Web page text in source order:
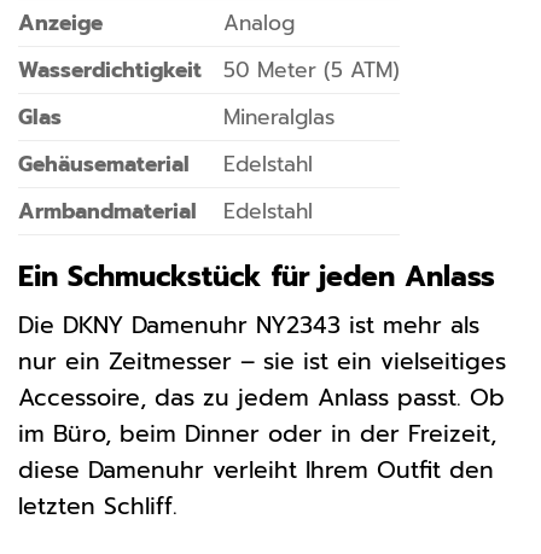
Anzeige
Analog
Wasserdichtigkeit
50 Meter (5 ATM)
Glas
Mineralglas
Gehäusematerial
Edelstahl
Armbandmaterial
Edelstahl
Ein Schmuckstück für jeden Anlass
Die DKNY Damenuhr NY2343 ist mehr als
nur ein Zeitmesser – sie ist ein vielseitiges
Accessoire, das zu jedem Anlass passt. Ob
im Büro, beim Dinner oder in der Freizeit,
diese Damenuhr verleiht Ihrem Outfit den
letzten Schliff.